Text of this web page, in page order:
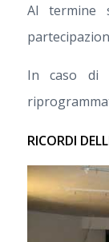
Al termine
In caso di
RICORDI